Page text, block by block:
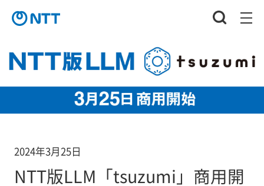
2024年3月25日
NTT版LLM「tsuzumi」商用開